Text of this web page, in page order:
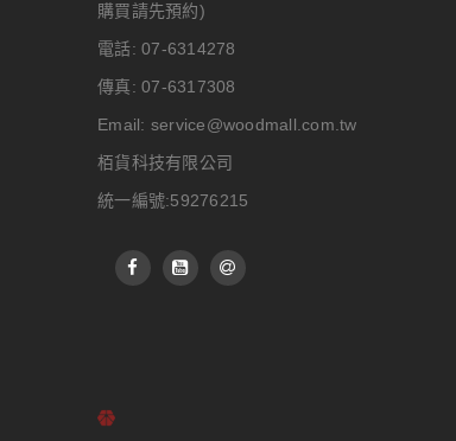
購買請先預約)
電話: 07-6314278
傳真: 07-6317308
Email: service@woodmall.com.tw
栢貨科技有限公司
統一編號:59276215